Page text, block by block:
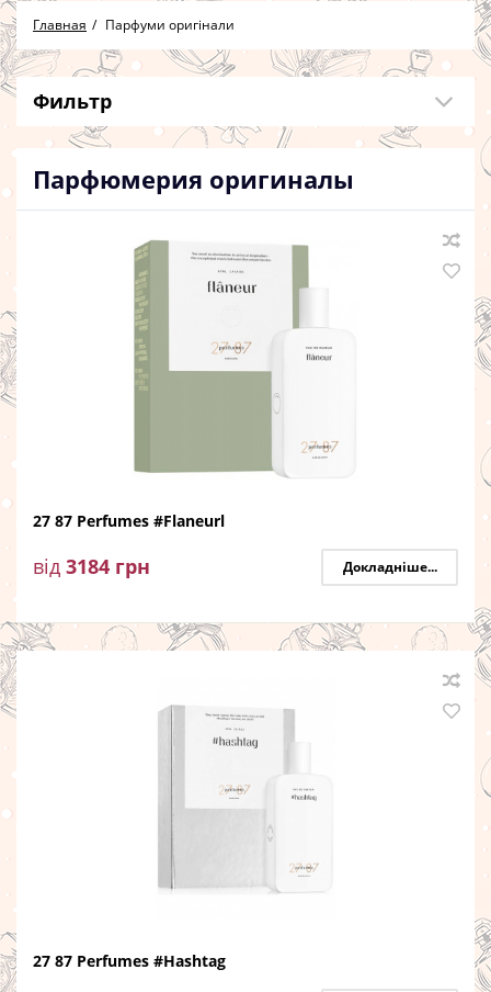
Главная Парфуми оригінали
Фильтр
Парфюмерия оригиналы
27 87 Perfumes #Flaneurl
від 3184 грн Докладніше...
27 87 Perfumes #Hashtag